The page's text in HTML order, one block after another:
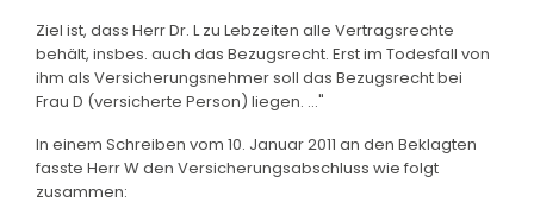
Ziel ist, dass Herr Dr. L zu Lebzeiten alle Vertragsrechte
behält, insbes. auch das Bezugsrecht. Erst im Todesfall von
ihm als Versicherungsnehmer soll das Bezugsrecht bei
Frau D (versicherte Person) liegen. ..."
In einem Schreiben vom 10. Januar 2011 an den Beklagten
fasste Herr W den Versicherungsabschluss wie folgt
zusammen: